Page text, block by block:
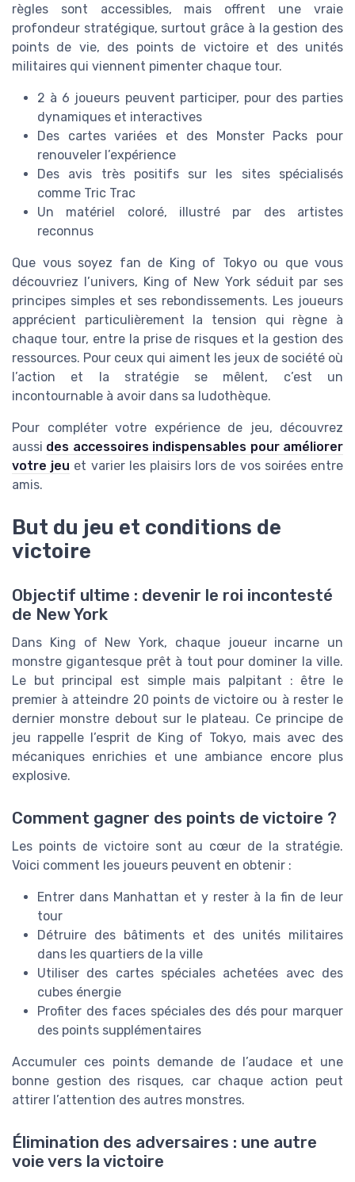
règles sont accessibles, mais offrent une vraie
profondeur stratégique, surtout grâce à la gestion des
points de vie, des points de victoire et des unités
militaires qui viennent pimenter chaque tour.
2 à 6 joueurs peuvent participer, pour des parties
dynamiques et interactives
Des cartes variées et des Monster Packs pour
renouveler l’expérience
Des avis très positifs sur les sites spécialisés
comme Tric Trac
Un matériel coloré, illustré par des artistes
reconnus
Que vous soyez fan de King of Tokyo ou que vous
découvriez l’univers, King of New York séduit par ses
principes simples et ses rebondissements. Les joueurs
apprécient particulièrement la tension qui règne à
chaque tour, entre la prise de risques et la gestion des
ressources. Pour ceux qui aiment les jeux de société où
l’action et la stratégie se mêlent, c’est un
incontournable à avoir dans sa ludothèque.
Pour compléter votre expérience de jeu, découvrez
aussi des accessoires indispensables pour améliorer
votre jeu et varier les plaisirs lors de vos soirées entre
amis.
But du jeu et conditions de
victoire
Objectif ultime : devenir le roi incontesté
de New York
Dans King of New York, chaque joueur incarne un
monstre gigantesque prêt à tout pour dominer la ville.
Le but principal est simple mais palpitant : être le
premier à atteindre 20 points de victoire ou à rester le
dernier monstre debout sur le plateau. Ce principe de
jeu rappelle l’esprit de King of Tokyo, mais avec des
mécaniques enrichies et une ambiance encore plus
explosive.
Comment gagner des points de victoire ?
Les points de victoire sont au cœur de la stratégie.
Voici comment les joueurs peuvent en obtenir :
Entrer dans Manhattan et y rester à la fin de leur
tour
Détruire des bâtiments et des unités militaires
dans les quartiers de la ville
Utiliser des cartes spéciales achetées avec des
cubes énergie
Profiter des faces spéciales des dés pour marquer
des points supplémentaires
Accumuler ces points demande de l’audace et une
bonne gestion des risques, car chaque action peut
attirer l’attention des autres monstres.
Élimination des adversaires : une autre
voie vers la victoire